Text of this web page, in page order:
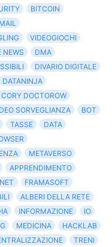
BITCOIN
VIDEOGIOCHI
NEWS
DMA
DIVARIO DIGITALE
DATANINJA
CORY DOCTOROW
SORVEGLIANZA
BOT
TASSE
DATA
METAVERSO
APPRENDIMENTO
FRAMASOFT
ALBERI DELLA RETE
INFORMAZIONE
IO
MEDICINA
HACKLAB
TRENI